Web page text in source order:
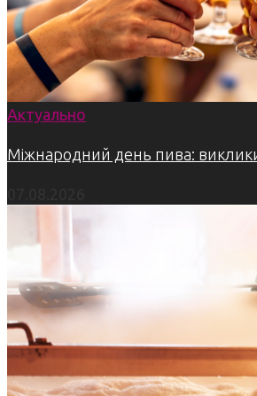
Актуально
Міжнародний день пива: